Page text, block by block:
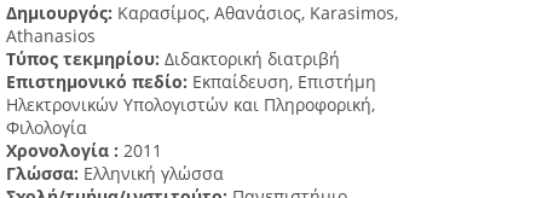
Δημιουργός: Καρασίμος, Αθανάσιος, Karasimos,
Athanasios
Τύπος τεκμηρίου: Διδακτορική διατριβή
Επιστημονικό πεδίο: Εκπαίδευση, Επιστήμη
Ηλεκτρονικών Υπολογιστών και Πληροφορική,
Φιλολογία
Χρονολογία : 2011
Γλώσσα: Ελληνική γλώσσα